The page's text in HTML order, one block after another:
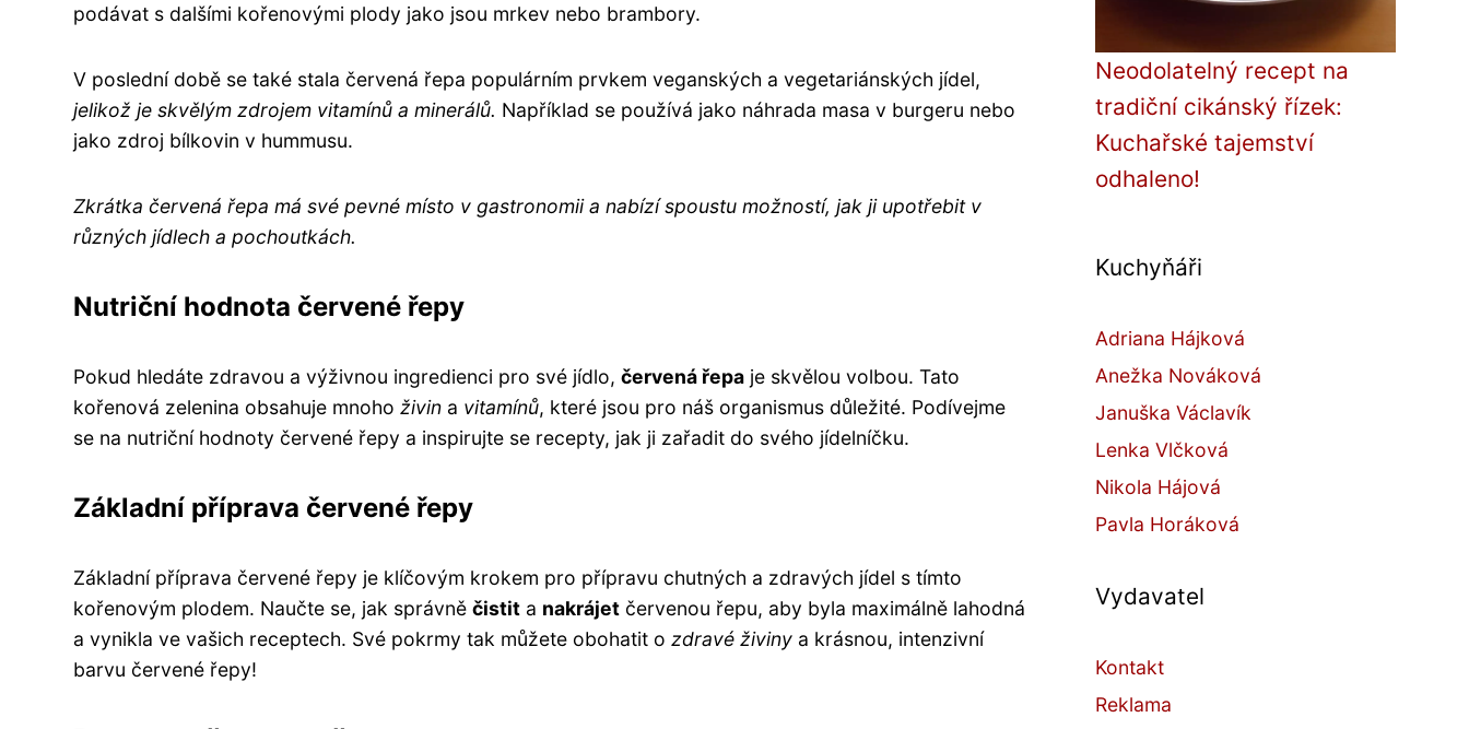
podávat s dalšími kořenovými plody jako jsou mrkev nebo brambory.
V poslední době se také stala červená řepa populárním prvkem veganských a vegetariánských jídel,
jelikož je skvělým zdrojem vitamínů a minerálů. Například se používá jako náhrada masa v burgeru nebo
jako zdroj bílkovin v hummusu.
Zkrátka červená řepa má své pevné místo v gastronomii a nabízí spoustu možností, jak ji upotřebit v
různých jídlech a pochoutkách.
Nutriční hodnota červené řepy
Pokud hledáte zdravou a výživnou ingredienci pro své jídlo, červená řepa je skvělou volbou. Tato
kořenová zelenina obsahuje mnoho živin a vitamínů, které jsou pro náš organismus důležité. Podívejme
se na nutriční hodnoty červené řepy a inspirujte se recepty, jak ji zařadit do svého jídelníčku.
Základní příprava červené řepy
Základní příprava červené řepy je klíčovým krokem pro přípravu chutných a zdravých jídel s tímto
kořenovým plodem. Naučte se, jak správně čistit a nakrájet červenou řepu, aby byla maximálně lahodná
a vynikla ve vašich receptech. Své pokrmy tak můžete obohatit o zdravé živiny a krásnou, intenzivní
barvu červené řepy!
Neodolatelný recept na
tradiční cikánský řízek:
Kuchařské tajemství
odhaleno!
Kuchyňáři
Adriana Hájková
Anežka Nováková
Januška Václavík
Lenka Vlčková
Nikola Hájová
Pavla Horáková
Vydavatel
Kontakt
Reklama